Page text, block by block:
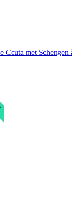
Ceuta met Schengen